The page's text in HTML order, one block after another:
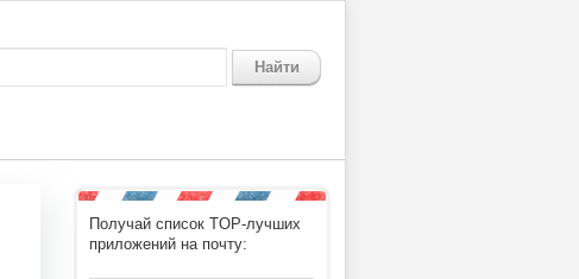
Найти
Получай список TOP-лучших
приложений на почту: